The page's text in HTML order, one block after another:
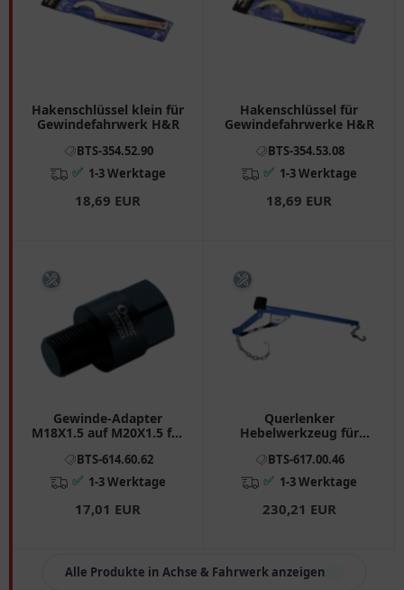
Hakenschlüssel klein für
Gewindefahrwerk H&R
BTS-354.52.90
✅ 1-3 Werktage
18,69 EUR
Hakenschlüssel für
Gewindefahrwerke H&R
BTS-354.53.08
✅ 1-3 Werktage
18,69 EUR
Gewinde-Adapter
M18X1.5 auf M20X1.5 für
BTS-614.60.62
✅ 1-3 Werktage
17,01 EUR
Querlenker
Hebelwerkzeug für
BTS-617.00.46
✅ 1-3 Werktage
230,21 EUR
Alle Produkte in Achse & Fahrwerk anzeigen